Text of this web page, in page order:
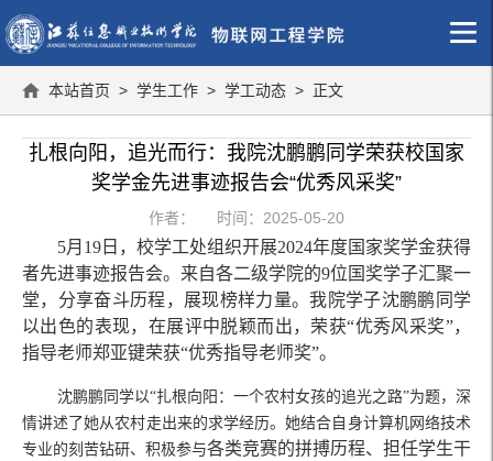
本站首页 > 学生工作 > 学工动态 > 正文
扎根向阳，追光而行：我院沈鹏鹏同学荣获校国家
奖学金先进事迹报告会“优秀风采奖”
作者： 时间：2025-05-20
5月19日，校学工处组织开展2024年度国家奖学金获得
者先进事迹报告会。来自各二级学院的9位国奖学子汇聚一
堂，分享奋斗历程，展现榜样力量。我院学子沈鹏鹏同学
以出色的表现，在展评中脱颖而出，荣获“优秀风采奖”，
指导老师郑亚键荣获“优秀指导老师奖”。
沈鹏鹏同学以“扎根向阳：一个农村女孩的追光之路”为题，深
情讲述了她从农村走出来的求学经历。她结合自身计算机网络技术
专业的刻苦钻研、积极参与各类竞赛的拼搏历程、担任学生干